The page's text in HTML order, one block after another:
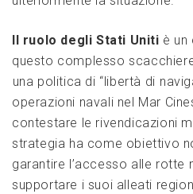
Il ruolo degli Stati Uniti ‌è un
questo complesso
⁣una politica di “libertà di
operazioni navali nel‌ Mar
contestare le rivendicazioni
strategia ‌ha ​come obiettivo
garantire ‌l’accesso ​alle ‍rotte
supportare i suoi ‍alleati